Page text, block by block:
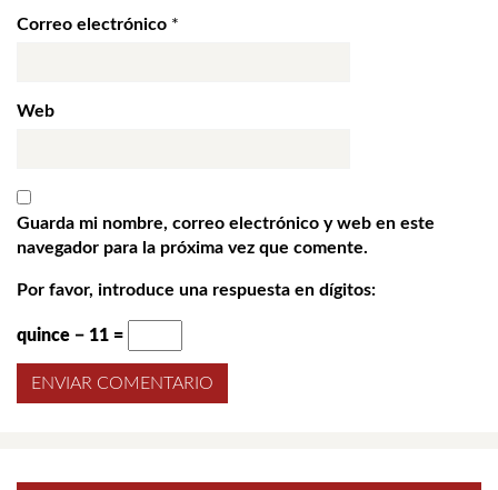
Correo electrónico *
Web
Guarda mi nombre, correo electrónico y web en este
navegador para la próxima vez que comente.
Por favor, introduce una respuesta en dígitos:
quince − 11 =